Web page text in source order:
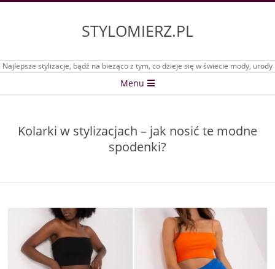
STYLOMIERZ.PL
Najlepsze stylizacje, bądź na bieżąco z tym, co dzieje się w świecie mody, urody
Menu
Kolarki w stylizacjach – jak nosić te modne
spodenki?